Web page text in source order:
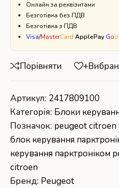
Онлайн за реквізитами
Безготівка без ПДВ
Безготівка з ПДВ
Visa/MasterCard ApplePay Goo
Порівняти
Артикул: 2417809100
Категорія: Блоки
Позначок: peugeot
блок керування
керування парктроніком
citroen
Бренд: Peugeot